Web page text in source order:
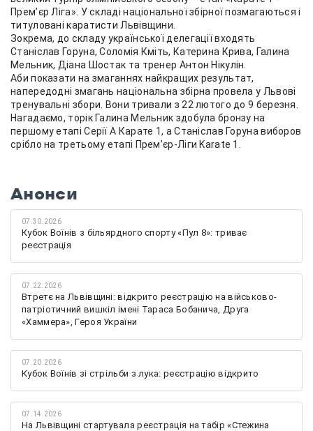
Прем’єр Ліга». У складі національної збірної позмагаються і
титуловані каратисти Львівщини.
Зокрема, до складу української делегації входять
Станіслав Горуна, Соломія Кміть, Катерина Крива, Галина
Мельник, Діана Шостак та тренер Антон Нікулін.
Аби показати на змаганнях найкращих результат,
напередодні змагань національна збірна провела у Львові
тренувальні збори. Вони тривали з 22 лютого до 9 березня.
Нагадаємо, торік Галина Мельник здобула бронзу на
першому етапі Серії А Карате 1, а Станіслав Горуна виборов
срібло на третьому етапі Прем’єр-Ліги Karate 1.
Анонси
07.30.2026
Кубок Воїнів з більярдного спорту «Пул 8»: триває
реєстрація
07.22.2026
Втретє на Львівщині: відкрито реєстрацію на військово-
патріотичний вишкіл імені Тараса Бобанича, Друга
«Хаммера», Героя України
07.20.2026
Кубок Воїнів зі стрільби з лука: реєстрацію відкрито
07.14.2026
На Львівщині стартувала реєстрація на табір «Стежина